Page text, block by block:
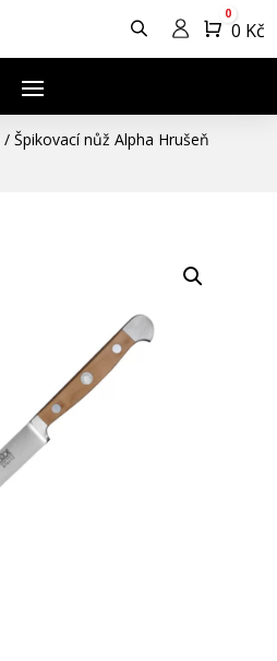
Košík
0
0 Kč
/ Špikovací nůž Alpha Hrušeň